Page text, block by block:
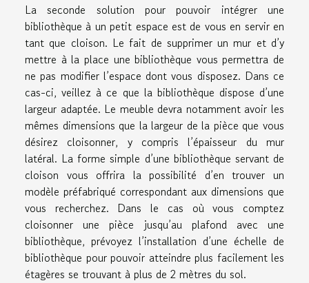
La seconde solution pour pouvoir intégrer une
bibliothèque à un petit espace est de vous en servir en
tant que cloison. Le fait de supprimer un mur et d’y
mettre à la place une bibliothèque vous permettra de
ne pas modifier l’espace dont vous disposez. Dans ce
cas-ci, veillez à ce que la bibliothèque dispose d’une
largeur adaptée. Le meuble devra notamment avoir les
mêmes dimensions que la largeur de la pièce que vous
désirez cloisonner, y compris l’épaisseur du mur
latéral. La forme simple d’une bibliothèque servant de
cloison vous offrira la possibilité d’en trouver un
modèle préfabriqué correspondant aux dimensions que
vous recherchez. Dans le cas où vous comptez
cloisonner une pièce jusqu’au plafond avec une
bibliothèque, prévoyez l’installation d’une échelle de
bibliothèque pour pouvoir atteindre plus facilement les
étagères se trouvant à plus de 2 mètres du sol.